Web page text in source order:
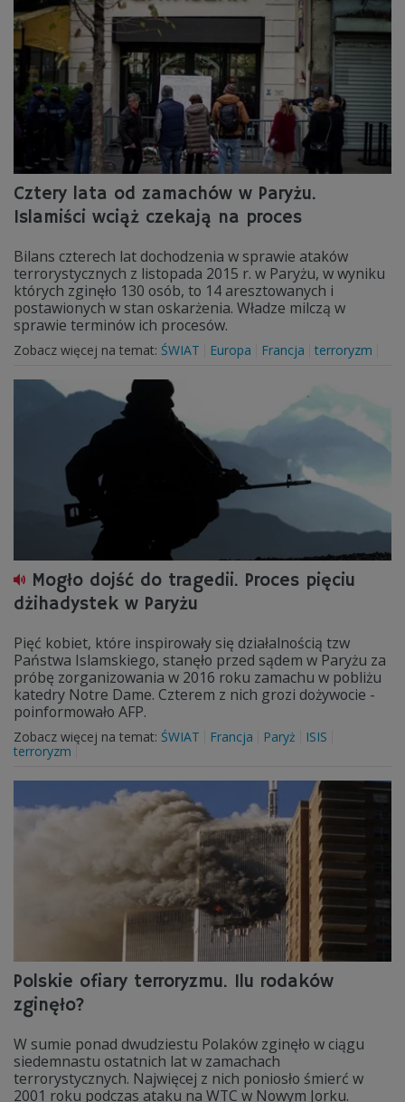
Cztery lata od zamachów w Paryżu.
Islamiści wciąż czekają na proces
Bilans czterech lat dochodzenia w sprawie ataków
terrorystycznych z listopada 2015 r. w Paryżu, w wyniku
których zginęło 130 osób, to 14 aresztowanych i
postawionych w stan oskarżenia. Władze milczą w
sprawie terminów ich procesów.
Zobacz więcej na temat: ŚWIAT Europa Francja terroryzm
Mogło dojść do tragedii. Proces pięciu
dżihadystek w Paryżu
Pięć kobiet, które inspirowały się działalnością tzw
Państwa Islamskiego, stanęło przed sądem w Paryżu za
próbę zorganizowania w 2016 roku zamachu w pobliżu
katedry Notre Dame. Czterem z nich grozi dożywocie -
poinformowało AFP.
Zobacz więcej na temat: ŚWIAT Francja Paryż
ISIS
terroryzm
Polskie ofiary terroryzmu. Ilu rodaków
zginęło?
W sumie ponad dwudziestu Polaków zginęło w ciągu
siedemnastu ostatnich lat w zamachach
terrorystycznych. Najwięcej z nich poniosło śmierć w
2001 roku podczas ataku na WTC w Nowym Jorku.